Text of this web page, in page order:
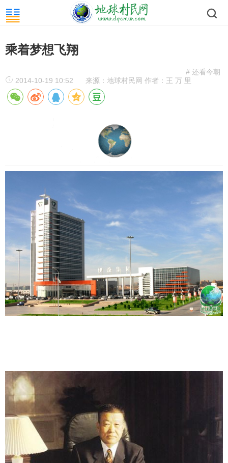
乘着梦想飞翔
# 还看今朝
2014-10-19 10:52
来源：地球村民网 作者：王 万 里